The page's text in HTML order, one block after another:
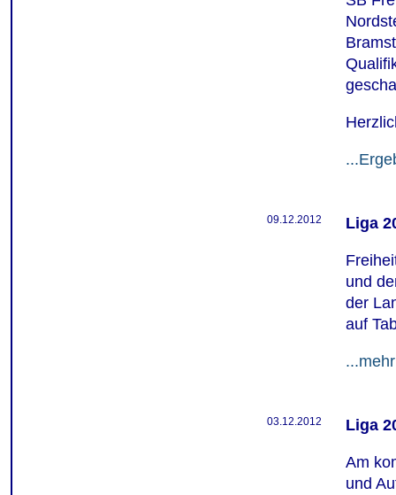
09.12.2012 Liga
und
der
auf
...mehr
03.12.2012 Liga
Am
und